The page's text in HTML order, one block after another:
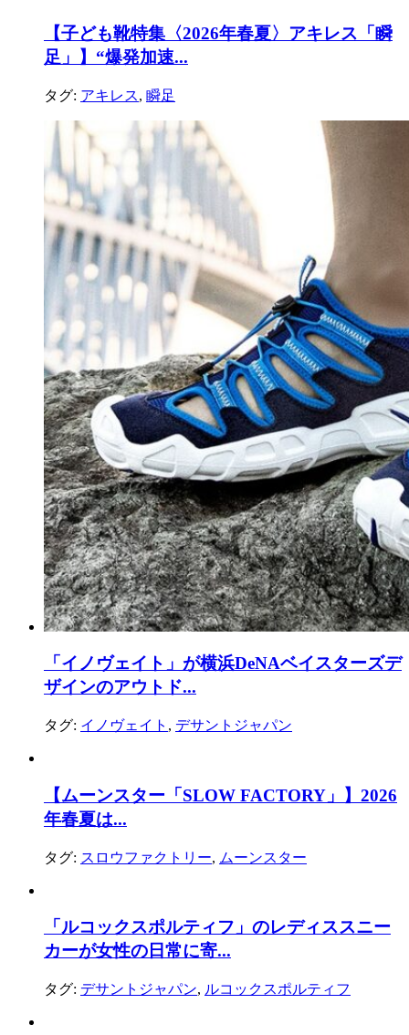
【子ども靴特集〈2026年春夏〉アキレス「瞬
足」】“爆発加速...
タグ: アキレス, 瞬足
「イノヴェイト」が横浜DeNAベイスターズデ
ザインのアウトド...
タグ: イノヴェイト , デサントジャパン
【ムーンスター「SLOW FACTORY」】2026
年春夏は...
タグ: スロウファクトリー, ムーンスター
「ルコックスポルティフ」のレディススニー
カーが女性の日常に寄...
タグ: デサントジャパン, ルコックスポルティフ